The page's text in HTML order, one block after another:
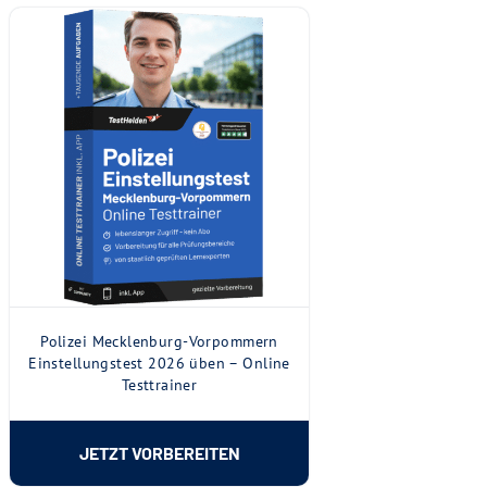
Polizei Mecklenburg-Vorpommern
Einstellungstest 2026 üben – Online
Testtrainer
JETZT VORBEREITEN